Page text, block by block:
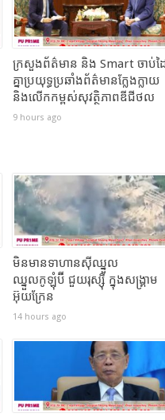
ក្រសួងព័ត៌មាន និង Smart ចាប់ដ
គ្នាប្រយុទ្ធប្រឆាំងព័ត៌មានក្លែងក្លាយ
និងលើកកម្ពស់សុវត្ថិភាពឌីជីថល
9 hours ago
មិនមានទាហានស៊ីឈ្នួល
ឈ្នួលកូឡុំប៊ី ជួយរុស្ស៊ី ក្នុងសង្រ្គាម
អ៊ុយក្រែន
14 hours ago